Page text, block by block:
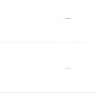
－
－